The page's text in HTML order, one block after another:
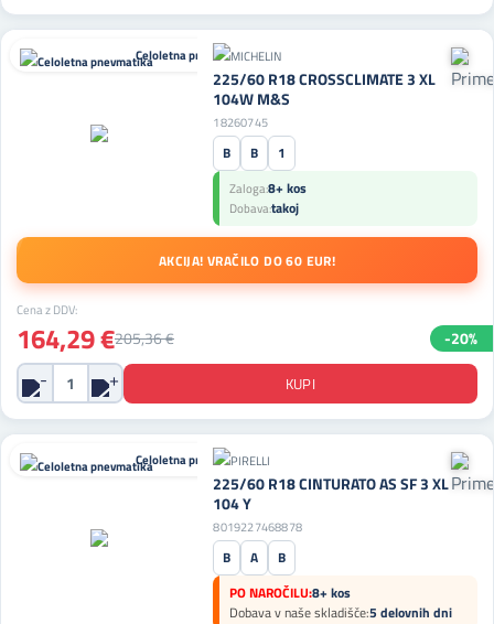
Celoletna pnevmatika
225/60 R18 CROSSCLIMATE 3 XL
104W M&S
18260745
B B 1
Zaloga:8+ kos
Dobava:takoj
AKCIJA! VRAČILO DO 60 EUR!
Cena z DDV:
164,29 €205,36 € -20%
Celoletna pnevmatika
225/60 R18 CINTURATO AS SF 3 XL
104 Y
8019227468878
B A
B
PO NAROČILU:8+ kos
Dobava v naše skladišče:5 delovnih dni